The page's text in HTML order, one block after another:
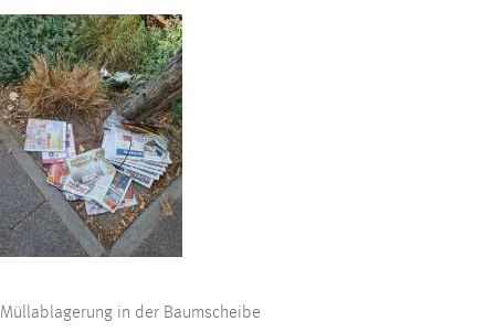
Müllablagerung in der Baumscheibe